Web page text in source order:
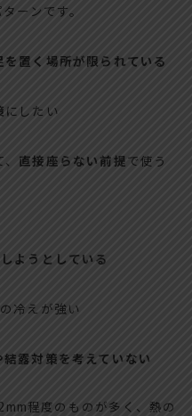
ーンです。
を置く場所が限られている
にしたい
直接座らない前提で使う
ようとしている
冷えが強い
結露対策を考えていない
程度のものが多く、熱の